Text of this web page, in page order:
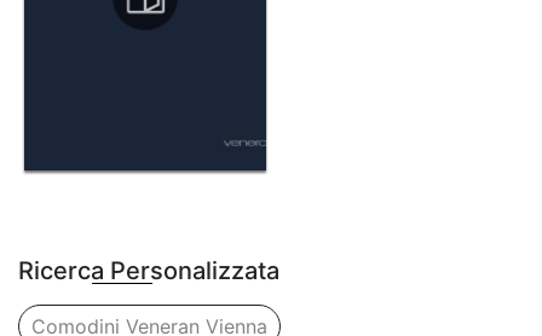
Ricerca Personalizzata
Comodini Veneran Vienna